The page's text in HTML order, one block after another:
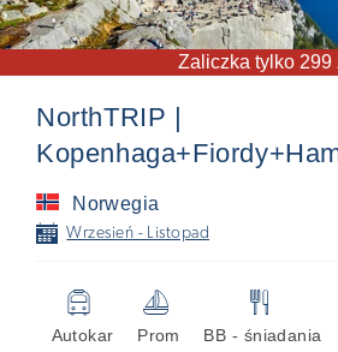
Zaliczka tylko 299
NorthTRIP |
Norwegia
📅 Wrzesień - Listopad
🚍
Autokar
⛵
Prom
🍴
BB - śniadania